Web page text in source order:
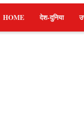
HOME देश-दुनिया